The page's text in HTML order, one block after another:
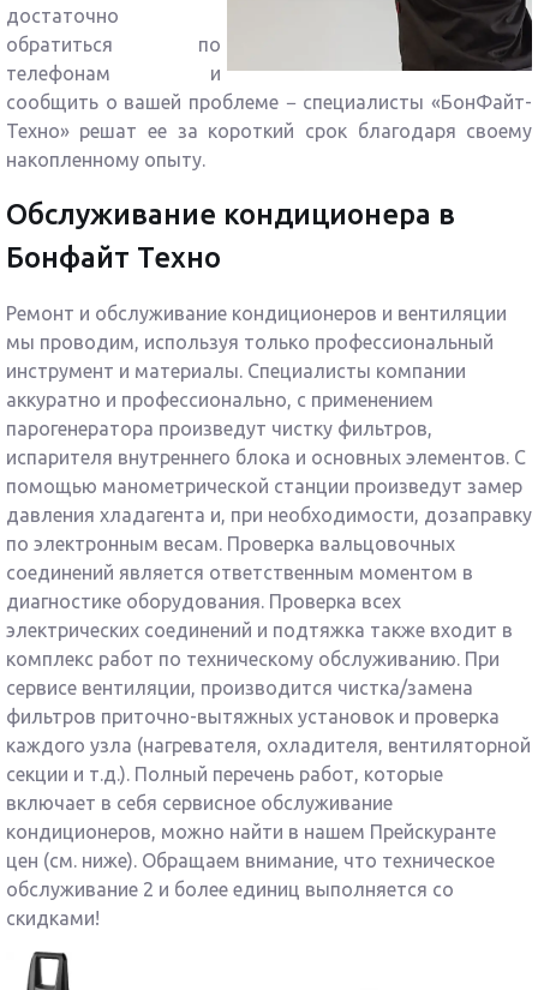
достаточно
обратиться по
телефонам и
сообщить о вашей проблеме − специалисты «БонФайт-
Техно» решат ее за короткий срок благодаря своему
накопленному опыту.
Обслуживание кондиционера в
Бонфайт Техно
Ремонт и обслуживание кондиционеров и вентиляции
мы проводим, используя только профессиональный
инструмент и материалы. Специалисты компании
аккуратно и профессионально, с применением
парогенератора произведут чистку фильтров,
испарителя внутреннего блока и основных элементов. С
помощью манометрической станции произведут замер
давления хладагента и, при необходимости, дозаправку
по электронным весам. Проверка вальцовочных
соединений является ответственным моментом в
диагностике оборудования. Проверка всех
электрических соединений и подтяжка также входит в
комплекс работ по техническому обслуживанию. При
сервисе вентиляции, производится чистка/замена
фильтров приточно-вытяжных установок и проверка
каждого узла (нагревателя, охладителя, вентиляторной
секции и т.д.). Полный перечень работ, которые
включает в себя сервисное обслуживание
кондиционеров, можно найти в нашем Прейскуранте
цен (см. ниже). Обращаем внимание, что техническое
обслуживание 2 и более единиц выполняется со
скидками!